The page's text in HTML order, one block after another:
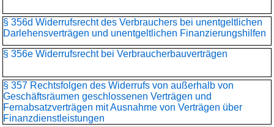
§ 356d Widerrufsrecht des Verbrauchers bei unentgeltlichen
Darlehensverträgen und unentgeltlichen Finanzierungshilfen
§ 356e Widerrufsrecht bei Verbraucherbauverträgen
§ 357 Rechtsfolgen des Widerrufs von außerhalb von
Geschäftsräumen geschlossenen Verträgen und
Fernabsatzverträgen mit Ausnahme von Verträgen über
Finanzdienstleistungen